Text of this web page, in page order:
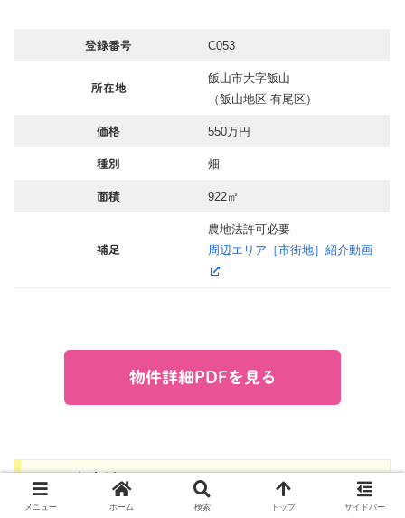
登録番号 C053
所在地
飯山市大字飯山
（飯山地区 有尾区）
価格 550万円
種別 畑
面積 922㎡
補足
農地法許可必要
周辺エリア［市街地］紹介動画
物件詳細PDFを見る
C052｜宅地
メニュー ホーム 検索 トップ サイドバー